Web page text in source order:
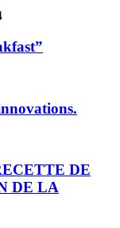
DE
DE LA